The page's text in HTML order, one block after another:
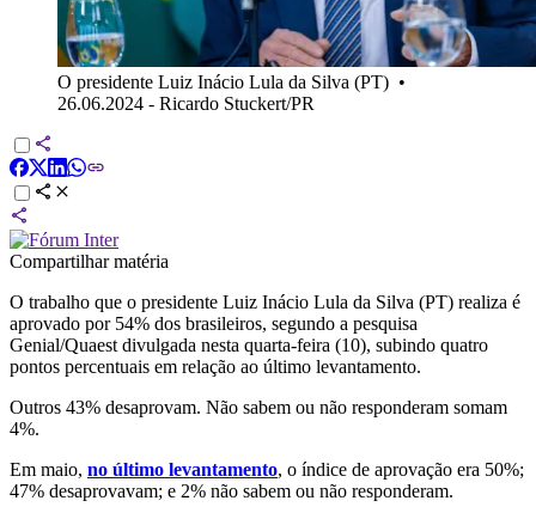
O presidente Luiz Inácio Lula da Silva (PT) •
26.06.2024 - Ricardo Stuckert/PR
Compartilhar matéria
O trabalho que o presidente Luiz Inácio Lula da Silva (PT) realiza é
aprovado por 54% dos brasileiros, segundo a pesquisa
Genial/Quaest divulgada nesta quarta-feira (10), subindo quatro
pontos percentuais em relação ao último levantamento.
Outros 43% desaprovam. Não sabem ou não responderam somam
4%.
Em maio, no último levantamento, o índice de aprovação era 50%;
47% desaprovavam; e 2% não sabem ou não responderam.